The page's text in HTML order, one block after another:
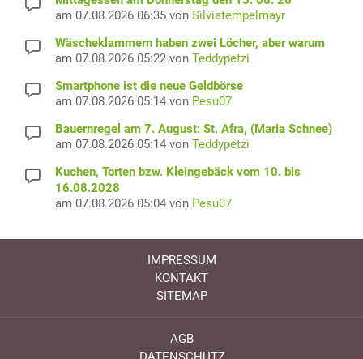
am 07.08.2026 06:35 von Silviatempelmayr
Wäscheklammern haben zwei Löcher, aber warum
am 07.08.2026 05:22 von Teddypetzi
Smartphone ist die neue Geldbörse
am 07.08.2026 05:14 von Pesu07
Bauernregel am 7. August: St. Afra, (Maria Schnee)
am 07.08.2026 05:14 von Teddypetzi
Kuchen, Torten bzw. Kleingebäck vom 10. bis
16.08.2028
am 07.08.2026 05:04 von Pesu07
IMPRESSUM
KONTAKT
SITEMAP
AGB